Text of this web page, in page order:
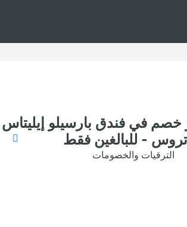
في فندق بارسيلو إيليتاس
- للبالغين فقط
الترقيات والخصومات